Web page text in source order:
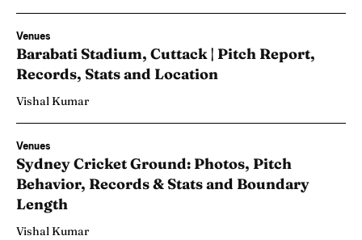
Venues
Barabati Stadium, Cuttack | Pitch Report,
Records, Stats and Location
Vishal Kumar
Venues
Sydney Cricket Ground: Photos, Pitch
Behavior, Records & Stats and Boundary
Length
Vishal Kumar